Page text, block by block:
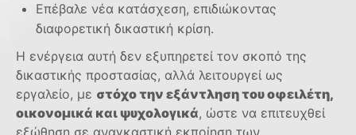
Επέβαλε νέα κατάσχεση, επιδιώκοντας
διαφορετική δικαστική κρίση.
Η ενέργεια αυτή δεν εξυπηρετεί τον σκοπό της
δικαστικής προστασίας, αλλά λειτουργεί ως
εργαλείο, με στόχο την εξάντληση του οφειλέτη,
οικονομικά και ψυχολογικά, ώστε να επιτευχθεί
εξώθηση σε αναγκαστική εκποίηση των